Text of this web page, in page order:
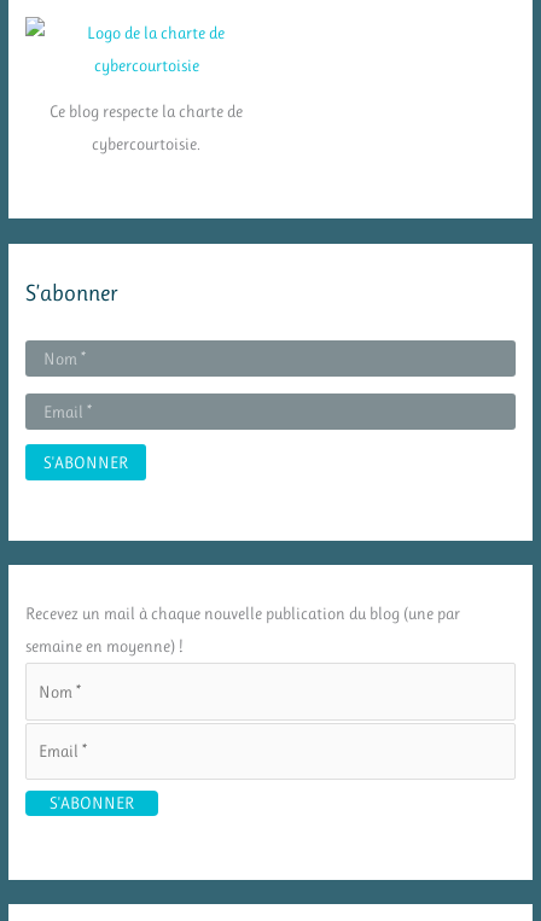
Ce blog respecte la charte de
cybercourtoisie.
S’abonner
Recevez un mail à chaque nouvelle publication du blog (une par
semaine en moyenne) !